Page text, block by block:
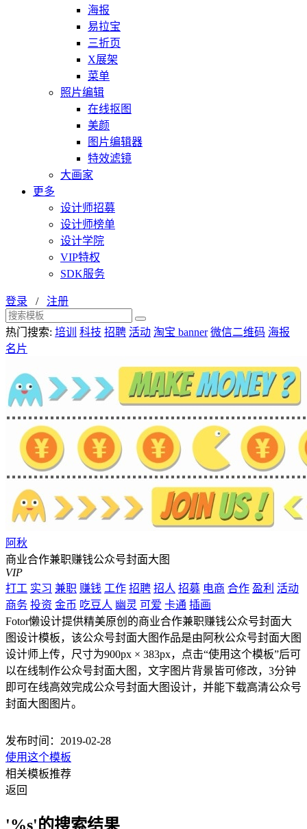
海报
易拉宝
三折页
X展架
菜单
照片编辑
在线抠图
美颜
图片编辑器
特效滤镜
大画家
更多
设计师招募
设计师榜单
设计学院
VIP特权
SDK服务
登录 / 注册
热门搜索: 培训 科技 招聘 活动 淘宝 banner 微信二维码 海报
名片
阿秋
商业合作兼职赚钱公众号封面大图
VIP
打工 实习 兼职 赚钱 工作 招聘 招人 招募 电商 合作 盈利 活动
商务 投资 金币 吃豆人 幽灵 可爱 卡通 插画
Fotor懒设计提供精美原创的商业合作兼职赚钱公众号封面大
图设计模板，该公众号封面大图作品是由阿秋公众号封面大图
设计师上传，尺寸为900px × 383px，点击“使用这个模板”后可
以在线制作公众号封面大图，文字图片背景皆可修改，3分钟
即可在线高效完成公众号封面大图设计，并能下载高清公众号
封面大图图片。
发布时间：2019-02-28
使用这个模板
相关模板推荐
返回
'%s'的搜索结果